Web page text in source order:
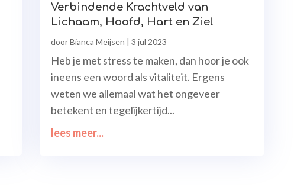
Verbindende Krachtveld van
Lichaam, Hoofd, Hart en Ziel
doorBianca Meijsen | 3 jul 2023
Heb je met stress te maken, dan hoor je ook
ineens een woord als vitaliteit. Ergens
weten we allemaal wat het ongeveer
betekent en tegelijkertijd...
lees meer...